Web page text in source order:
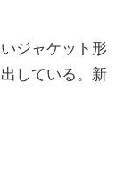
ジャケット形
している。新